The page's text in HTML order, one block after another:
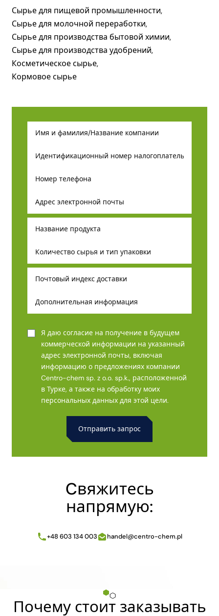
Сырье для пищевой промышленности,
Сырье для молочной переработки,
Сырье для производства бытовой химии,
Сырье для производства удобрений,
Косметическое сырье,
Кормовое сырье
Я даю согласие на получение в будущем
коммерческой информации на указанный
адрес электронной почты, включая
информацию о предложениях компании
Centro-chem sp. z o.o. sp.k., расположенной
в Турке, а также на обработку моих
персональных данных для этой цели.
Cвяжитесь
напрямую:
+48 603 134 003 handel@centro-chem.pl
Почему стоит заказывать